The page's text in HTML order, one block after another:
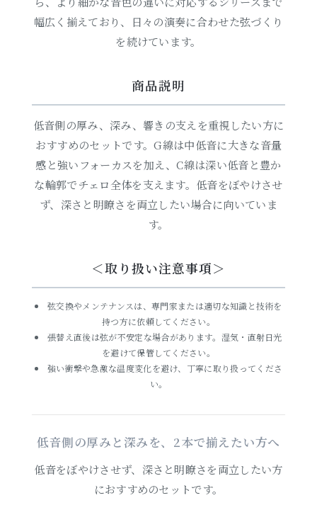
幅広く揃えており、日々の演奏に合わせた弦づくり
を続けています。
商品説明
低音側の厚み、深み、響きの支えを重視したい方に
おすすめのセットです。G線は中低音に大きな音量
感と強いフォーカスを加え、C線は深い低音と豊か
な輪郭でチェロ全体を支えます。低音をぼやけさせ
ず、深さと明瞭さを両立したい場合に向いていま
す。
＜取り扱い注意事項＞
弦交換やメンテナンスは、専門家または適切な知識と技術を
持つ方に依頼してください。
張替え直後は弦が不安定な場合があります。湿気・直射日光
を避けて保管してください。
強い衝撃や急激な温度変化を避け、丁寧に取り扱ってくださ
い。
低音側の厚みと深みを、2本で揃えたい方へ
低音をぼやけさせず、深さと明瞭さを両立したい方
におすすめのセットです。